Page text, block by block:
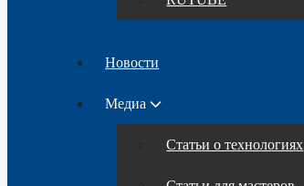
Новости
Медиа
Статьи о технологиях